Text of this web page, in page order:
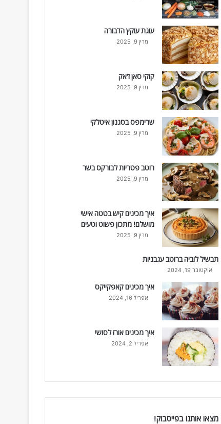
עוגת עוקץ הדבורה
מרץ 9, 2025
קוקי סאן ז'אק
מרץ 9, 2025
שרימפס בסגנון איטלקי
מרץ 9, 2025
רוטב פטריות לבורקס בשר
מרץ 9, 2025
איך מכינים קיש בטטה אישי
מושלם! מתכון פשוט וטעים
מרץ 9, 2025
תבשיל לוביה ברוטב עגבניות
אוקטובר 19, 2024
איך מכינים קאפקייקס
אפריל 16, 2024
איך מכינים אורז לסושי
אפריל 2, 2024
מצאו אותנו בפייסבוק!